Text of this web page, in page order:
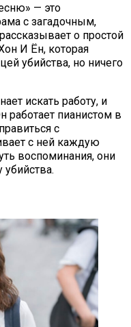
— это
с загадочным,
о простой
И Ён, которая
убийства, но ничего
искать работу, и
работает пианистом в
с
с ней каждую
воспоминания, они